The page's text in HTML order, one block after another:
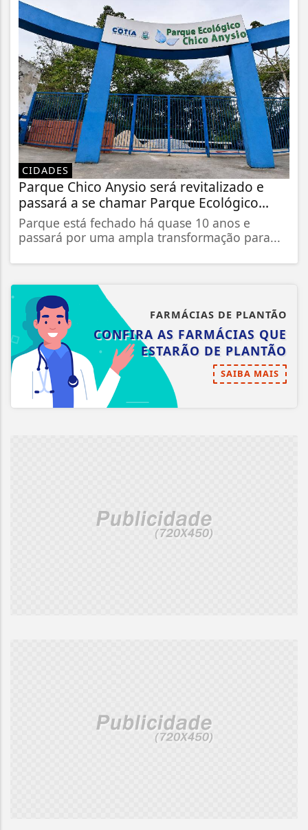
CIDADES
Parque Chico Anysio será revitalizado e
passará a se chamar Parque Ecológico...
Parque está fechado há quase 10 anos e
passará por uma ampla transformação para...
FARMÁCIAS DE PLANTÃO
CONFIRA AS FARMÁCIAS QUE
ESTARÃO DE PLANTÃO
SAIBA MAIS